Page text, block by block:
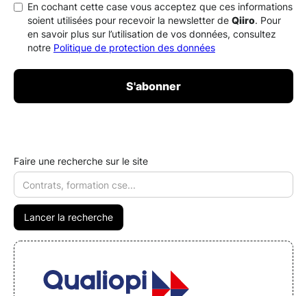
En cochant cette case vous acceptez que ces informations
soient utilisées pour recevoir la newsletter de Qiiro. Pour
en savoir plus sur l’utilisation de vos données, consultez
notre Politique de protection des données
Faire une recherche sur le site